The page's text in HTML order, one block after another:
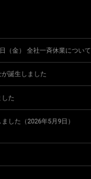
（金） 全社一斉休業について
誕生しました
した
した（2026年5月9日）